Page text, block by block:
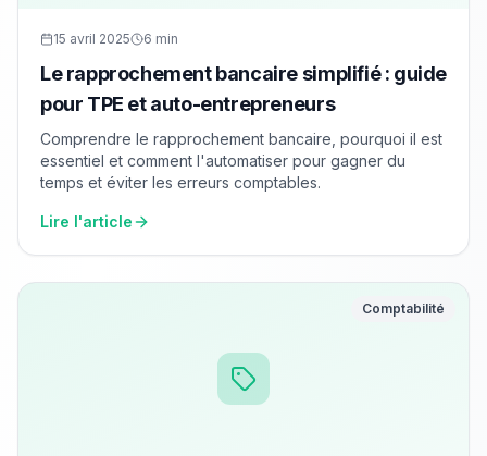
15 avril 2025 6 min
Le rapprochement bancaire simplifié : guide
pour TPE et auto-entrepreneurs
Comprendre le rapprochement bancaire, pourquoi il est
essentiel et comment l'automatiser pour gagner du
temps et éviter les erreurs comptables.
Lire l'article
Comptabilité